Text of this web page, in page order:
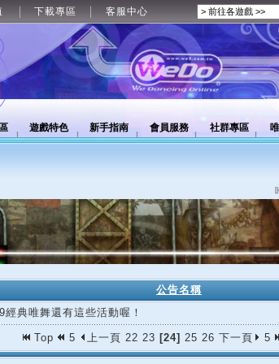
下載專區 客服中心
遊戲特色 新手指南 會員服務 社群專區
公告名稱
經典唯舞還有這些活動喔！
Top 5 上一頁 22 23 [24] 25 26 下一頁 5